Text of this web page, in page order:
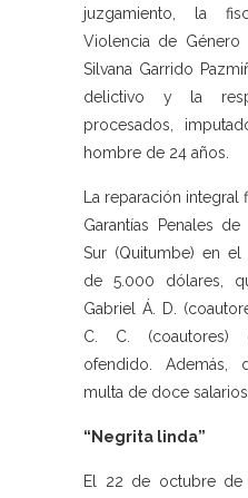
juzgamiento, la
Violencia de Género
Silvana Garrido
delictivo y la
procesados,
hombre de 24 años.
La reparación
Garantías Penales
Sur (Quitumbe) en
de 5.000 dólares,
Gabriel Á. D.
C. C. (coautores)
ofendido. Además,
multa de doce
“Negrita linda”
El 22 de octubre